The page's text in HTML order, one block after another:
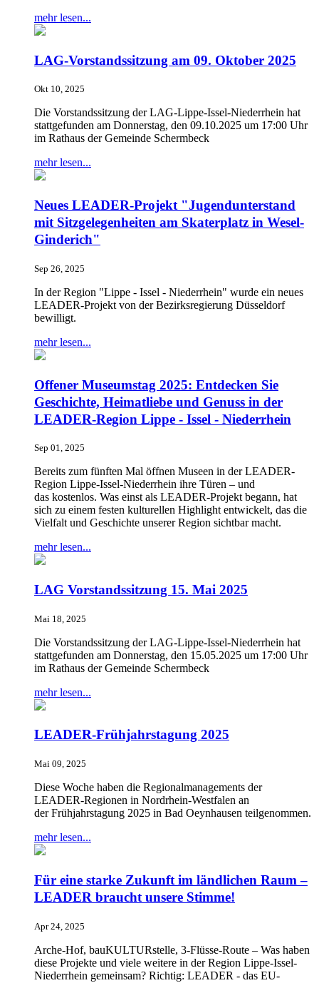
mehr lesen...
LAG-Vorstandssitzung am 09. Oktober 2025
Okt 10, 2025
Die Vorstandssitzung der LAG-Lippe-Issel-Niederrhein hat
stattgefunden am Donnerstag, den 09.10.2025 um 17:00 Uhr
im Rathaus der Gemeinde Schermbeck
mehr lesen...
Neues LEADER-Projekt "Jugendunterstand
mit Sitzgelegenheiten am Skaterplatz in Wesel-
Ginderich"
Sep 26, 2025
In der Region "Lippe - Issel - Niederrhein" wurde ein neues
LEADER-Projekt von der Bezirksregierung Düsseldorf
bewilligt.
mehr lesen...
Offener Museumstag 2025: Entdecken Sie
Geschichte, Heimatliebe und Genuss in der
LEADER-Region Lippe - Issel - Niederrhein
Sep 01, 2025
Bereits zum fünften Mal öffnen Museen in der LEADER-
Region Lippe-Issel-Niederrhein ihre Türen – und
das kostenlos. Was einst als LEADER-Projekt begann, hat
sich zu einem festen kulturellen Highlight entwickelt, das die
Vielfalt und Geschichte unserer Region sichtbar macht.
mehr lesen...
LAG Vorstandssitzung 15. Mai 2025
Mai 18, 2025
Die Vorstandssitzung der LAG-Lippe-Issel-Niederrhein hat
stattgefunden am Donnerstag, den 15.05.2025 um 17:00 Uhr
im Rathaus der Gemeinde Schermbeck
mehr lesen...
LEADER-Frühjahrstagung 2025
Mai 09, 2025
Diese Woche haben die Regionalmanagements der
LEADER-Regionen in Nordrhein-Westfalen an
der Frühjahrstagung 2025 in Bad Oeynhausen teilgenommen.
mehr lesen...
Für eine starke Zukunft im ländlichen Raum –
LEADER braucht unsere Stimme!
Apr 24, 2025
Arche-Hof, bauKULTURstelle, 3-Flüsse-Route – Was haben
diese Projekte und viele weitere in der Region Lippe-Issel-
Niederrhein gemeinsam? Richtig: LEADER - das EU-